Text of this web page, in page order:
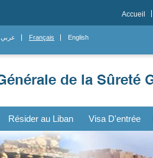
Accueil
عربي Français English
Résider au Liban Visa D'entrée